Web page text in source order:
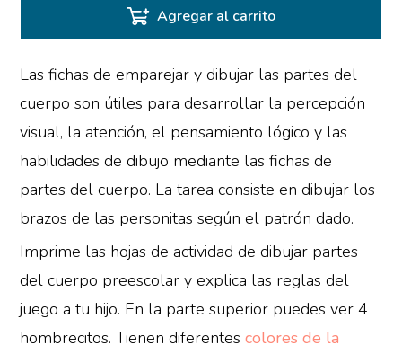
Agregar al carrito
Las fichas de emparejar y dibujar las partes del
cuerpo son útiles para desarrollar la percepción
visual, la atención, el pensamiento lógico y las
habilidades de dibujo mediante las fichas de
partes del cuerpo. La tarea consiste en dibujar los
brazos de las personitas según el patrón dado.
Imprime las hojas de actividad de dibujar partes
del cuerpo preescolar y explica las reglas del
juego a tu hijo. En la parte superior puedes ver 4
hombrecitos. Tienen diferentescolores de la